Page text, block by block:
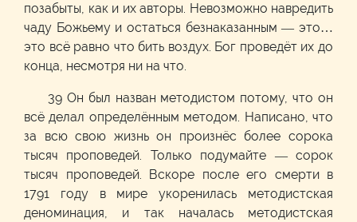
позабыты, как и их авторы. Невозможно навредить
чаду Божьему и остаться безнаказанным — это…
это всё равно что бить воздух. Бог проведёт их до
конца, несмотря ни на что.
39 Он был назван методистом потому, что он
всё делал определённым методом. Написано, что
за всю свою жизнь он произнёс более сорока
тысяч проповедей. Только подумайте — сорок
тысяч проповедей. Вскоре после его смерти в
1791 году в мире укоренилась методистская
деноминация, и так началась методистская